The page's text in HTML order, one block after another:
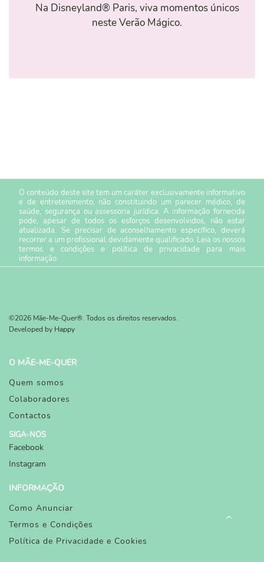
Na Disneyland® Paris, viva momentos únicos
neste Verão Mágico.
O conteúdo deste site tem um caráter exclusivamente informativo
e de entretenimento, não constituindo um parecer médico, de
saúde, segurança ou assessoria jurídica. A informação fornecida
pode, apesar de todos os esforços desenvolvidos, não estar
atualizada. Se precisar de aconselhamento específico, deverá
recorrer a um profissional devidamente qualificado. Leia os nossos
termos e condiçõese política de privacidade para mais
informação.
©2026 Mãe-Me-Quer®. Todos os direitos reservados.
Developed by Happy
O MÃE-ME-QUER
Quem somos
Colaboradores
Contactos
SIGA-NOS
Facebook
Instagram
INFORMAÇÃO
Como Anunciar
Termos e Condições
Política de Privacidade e Cookies